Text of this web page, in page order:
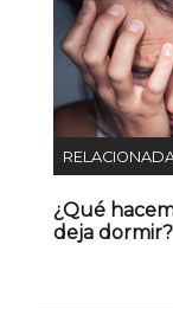
¿Qué
deja dormir?